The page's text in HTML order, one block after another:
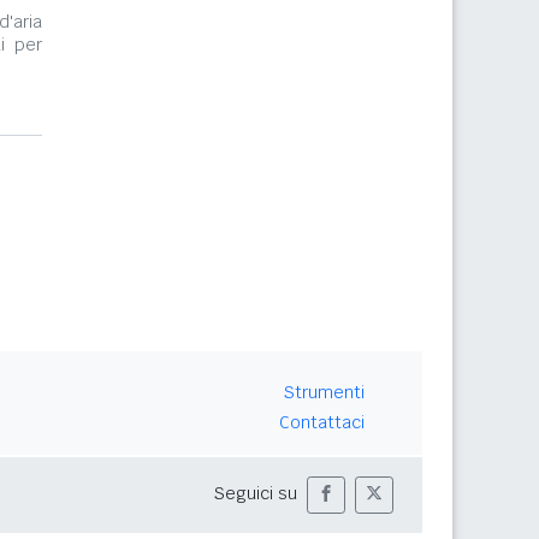
per
Strumenti
Contattaci
Seguici su